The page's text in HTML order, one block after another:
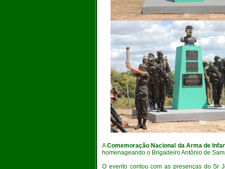
AComemoração Nacional da Arma de
homenageando o Brigadeiro Antônio de
O evento contou com as presenças do Sr